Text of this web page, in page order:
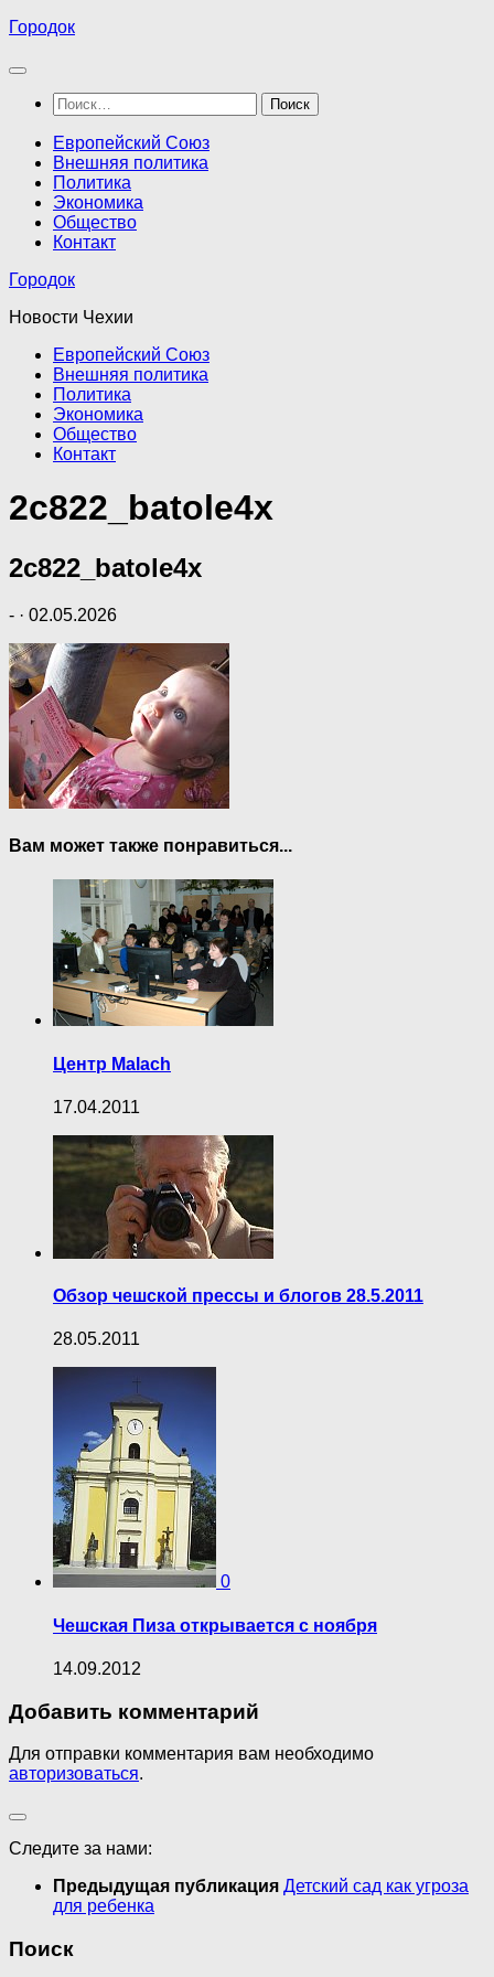
Перейти
содержимому
Городок
Найти:
Европейский Союз
Внешняя политика
Политика
Экономика
Общество
Контакт
Городок
Новости Чехии
Европейский Союз
Внешняя политика
Политика
Экономика
Общество
Контакт
2c822_batole4x
2c822_batole4x
- · 02.05.2026
Вам может также понравиться...
Центр Malach
17.04.2011
Обзор чешской прессы и блогов 28.5.2011
28.05.2011
0
Чешская Пиза открывается с ноября
14.09.2012
Добавить комментарий
Для отправки комментария вам необходимо
авторизоваться.
Следите за нами:
Предыдущая публикация Детский сад как угроза
для ребенка
Поиск